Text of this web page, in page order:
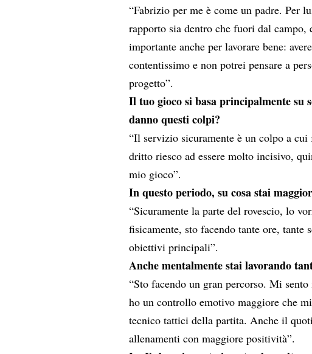
“Fabrizio per me è come un padre. Per
rapporto sia dentro che fuori dal campo,
importante anche per lavorare bene:
contentissimo e non potrei pensare a
progetto”.
Il tuo gioco si basa principalmente su
danno questi colpi?
“Il servizio sicuramente è un colpo a
dritto riesco ad essere molto incisivo,
mio gioco”.
In questo periodo, su cosa stai
“Sicuramente la parte del rovescio, lo
fisicamente, sto facendo tante ore, tante
obiettivi principali”.
Anche mentalmente stai lavorando
“Sto facendo un gran percorso. Mi
ho un controllo emotivo maggiore che
tecnico tattici della partita. Anche il
allenamenti con maggiore positività”.